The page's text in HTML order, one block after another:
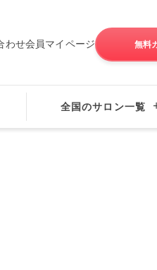
わせ会員マイページ 無料
全国のサロン一覧